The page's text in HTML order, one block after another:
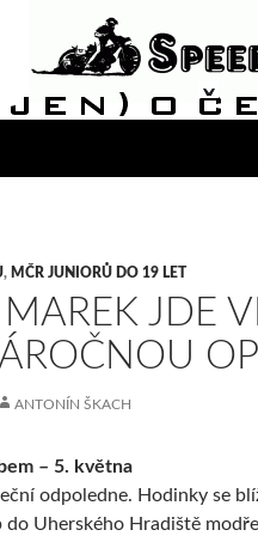
, MČR JUNIORŮ DO 19 LET
MAREK JDE
ANTONÍN ŠKACH
– 5. května
odpoledne. Hodinky se
do Uherského Hradiště